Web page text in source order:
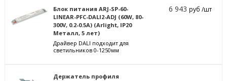
Блок питания ARJ-SP-60-
LINEAR-PFC-DALI2-ADJ (60W, 80-
300V, 0.2-0.5A) (Arlight, IP20
Металл, 5 лет)
Драйвер DALI подходит для
светильников 0-1250мм
6 943руб /шт
Держатель профиля